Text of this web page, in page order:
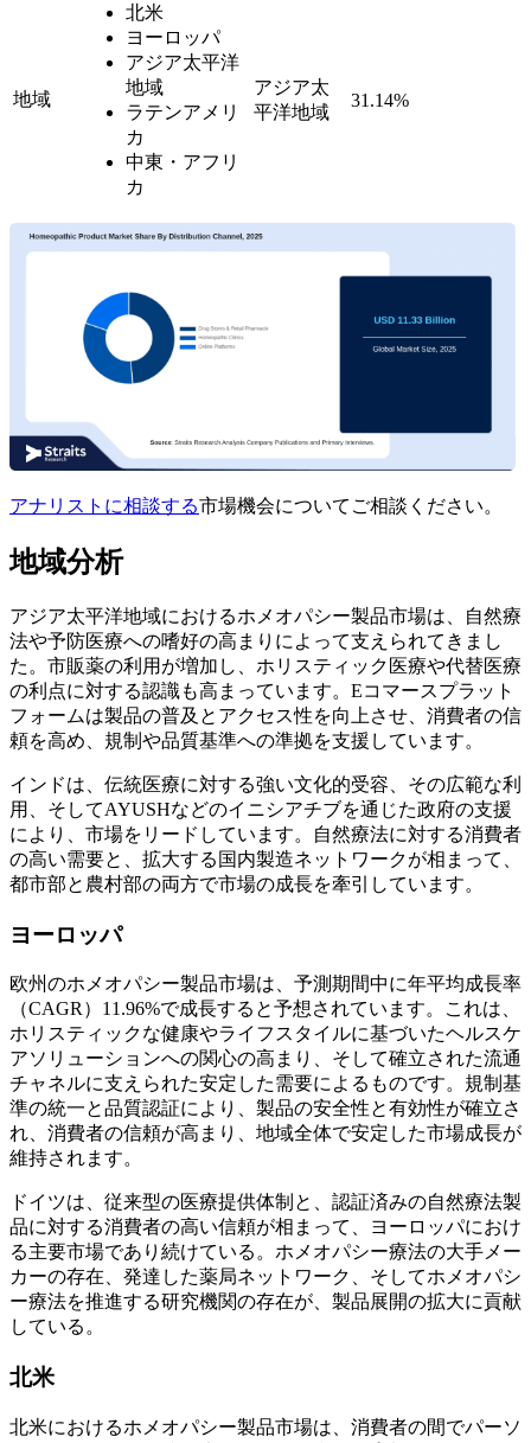
地域
北米
ヨーロッパ
アジア太平洋
地域
ラテンアメリ
カ
中東・アフリ
カ
アジア太
平洋地域
31.14%
アナリストに相談する市場機会についてご相談ください。
地域分析
アジア太平洋地域におけるホメオパシー製品市場は、自然療
法や予防医療への嗜好の高まりによって支えられてきまし
た。市販薬の利用が増加し、ホリスティック医療や代替医療
の利点に対する認識も高まっています。Eコマースプラット
フォームは製品の普及とアクセス性を向上させ、消費者の信
頼を高め、規制や品質基準への準拠を支援しています。
インドは、伝統医療に対する強い文化的受容、その広範な利
用、そしてAYUSHなどのイニシアチブを通じた政府の支援
により、市場をリードしています。自然療法に対する消費者
の高い需要と、拡大する国内製造ネットワークが相まって、
都市部と農村部の両方で市場の成長を牽引しています。
ヨーロッパ
欧州のホメオパシー製品市場は、予測期間中に年平均成長率
（CAGR）11.96%で成長すると予想されています。これは、
ホリスティックな健康やライフスタイルに基づいたヘルスケ
アソリューションへの関心の高まり、そして確立された流通
チャネルに支えられた安定した需要によるものです。規制基
準の統一と品質認証により、製品の安全性と有効性が確立さ
れ、消費者の信頼が高まり、地域全体で安定した市場成長が
維持されます。
ドイツは、従来型の医療提供体制と、認証済みの自然療法製
品に対する消費者の高い信頼が相まって、ヨーロッパにおけ
る主要市場であり続けている。ホメオパシー療法の大手メー
カーの存在、発達した薬局ネットワーク、そしてホメオパシ
ー療法を推進する研究機関の存在が、製品展開の拡大に貢献
している。
北米
北米におけるホメオパシー製品市場は、消費者の間でパーソ